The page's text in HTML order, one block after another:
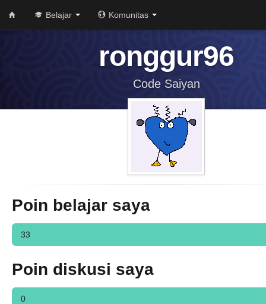
Belajar Komunitas
ronggur96
Code Saiyan
Poin belajar saya
33
Poin diskusi saya
0